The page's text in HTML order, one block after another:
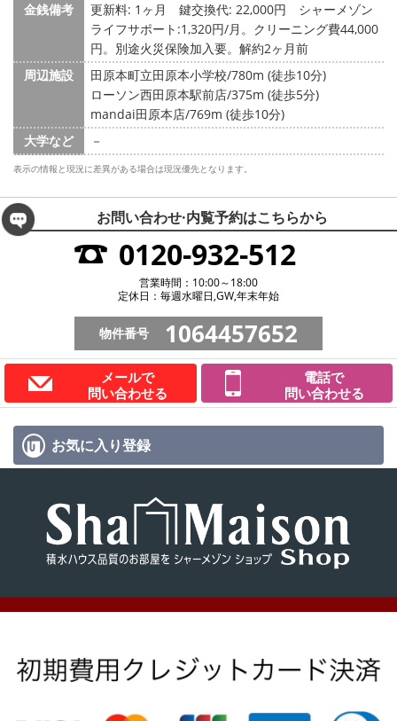
金銭備考
更新料: 1ヶ月 鍵交換代: 22,000円
シャーメゾン
ライフサポート:1,320円/月。クリーニング費44,000
円。別途火災保険加入要。解約2ヶ月前
周辺施設
田原本町立田原本小学校/780m (徒歩10分)
ローソン西田原本駅前店/375m (徒歩5分)
mandai田原本店/769m (徒歩10分)
大学など
－
表示の情報と現況に差異がある場合は現況優先となります。
お問い合わせ·内覧予約はこちらから
0120-932-512
営業時間：10:00～18:00
定休日：毎週水曜日,GW,年末年始
物件番号 1064457652
メールで
問い合わせる
電話で
問い合わせる
お気に入り登録